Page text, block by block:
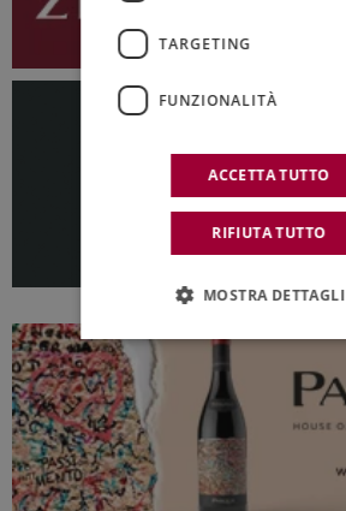
TARGETING
FUNZIONALITÀ
ACCETTA TUTTO
RIFIUTA TUTTO
MOSTRA DETTAGLI